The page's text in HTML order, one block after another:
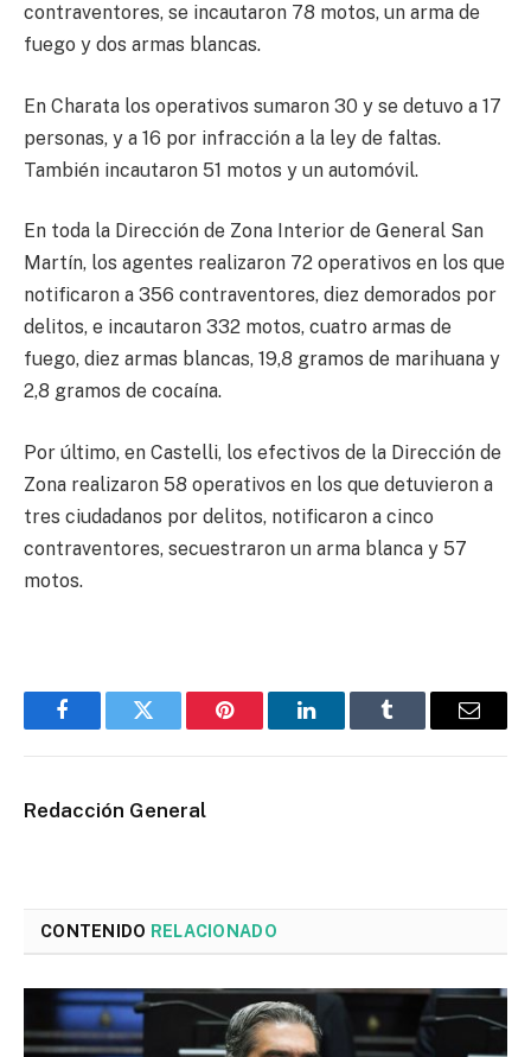
contraventores, se incautaron 78 motos, un arma de
fuego y dos armas blancas.
En Charata los operativos sumaron 30 y se detuvo a 17
personas, y a 16 por infracción a la ley de faltas.
También incautaron 51 motos y un automóvil.
En toda la Dirección de Zona Interior de General San
Martín, los agentes realizaron 72 operativos en los que
notificaron a 356 contraventores, diez demorados por
delitos, e incautaron 332 motos, cuatro armas de
fuego, diez armas blancas, 19,8 gramos de marihuana y
2,8 gramos de cocaína.
Por último, en Castelli, los efectivos de la Dirección de
Zona realizaron 58 operativos en los que detuvieron a
tres ciudadanos por delitos, notificaron a cinco
contraventores, secuestraron un arma blanca y 57
motos.
FacebookTwitter Pinterest LinkedInTumblr Email
Redacción General
CONTENIDO RELACIONADO